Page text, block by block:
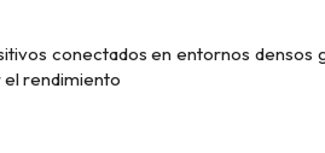
conectados en entornos densos
rendimiento